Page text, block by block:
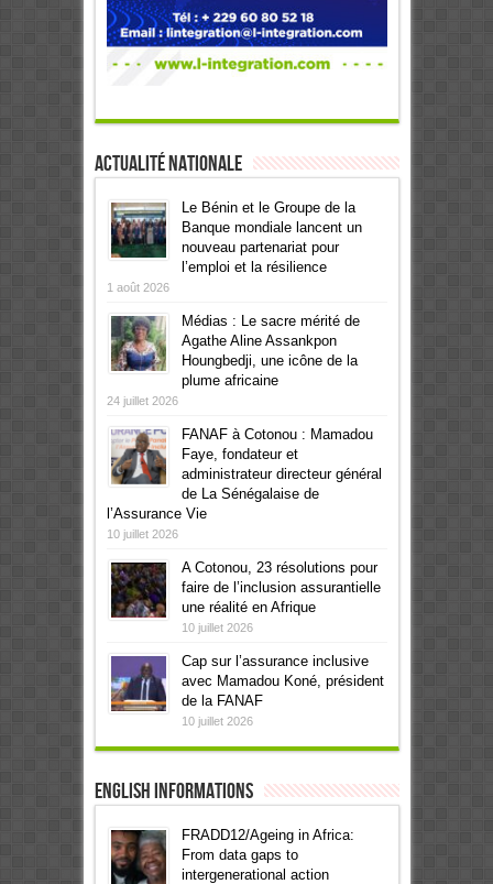
Actualité Nationale
Le Bénin et le Groupe de la
Banque mondiale lancent un
nouveau partenariat pour
l’emploi et la résilience
1 août 2026
Médias : Le sacre mérité de
Agathe Aline Assankpon
Houngbedji, une icône de la
plume africaine
24 juillet 2026
FANAF à Cotonou : Mamadou
Faye, fondateur et
administrateur directeur général
de La Sénégalaise de
l’Assurance Vie
10 juillet 2026
A Cotonou, 23 résolutions pour
faire de l’inclusion assurantielle
une réalité en Afrique
10 juillet 2026
Cap sur l’assurance inclusive
avec Mamadou Koné, président
de la FANAF
10 juillet 2026
English informations
FRADD12/Ageing in Africa:
From data gaps to
intergenerational action